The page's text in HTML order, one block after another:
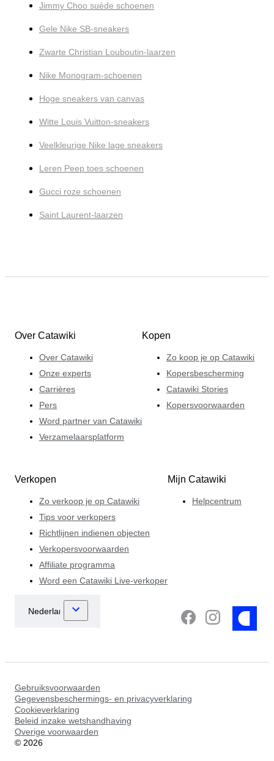
Jimmy Choo suède schoenen
Gele Nike SB-sneakers
Zwarte Christian Louboutin-laarzen
Nike Monogram-schoenen
Hoge sneakers van canvas
Witte Louis Vuitton-sneakers
Veelkleurige Nike lage sneakers
Leren Peep toes schoenen
Gucci roze schoenen
Saint Laurent-laarzen
Over Catawiki
Over Catawiki
Onze experts
Carrières
Pers
Word partner van Catawiki
Verzamelaarsplatform
Kopen
Zo koop je op Catawiki
Kopersbescherming
Catawiki Stories
Kopersvoorwaarden
Verkopen
Zo verkoop je op Catawiki
Tips voor verkopers
Richtlijnen indienen objecten
Verkopersvoorwaarden
Affiliate programma
Word een Catawiki Live-verkoper
Mijn Catawiki
Helpcentrum
Gebruiksvoorwaarden
Gegevensbeschermings- en privacyverklaring
Cookieverklaring
Beleid inzake wetshandhaving
Overige voorwaarden
© 2026